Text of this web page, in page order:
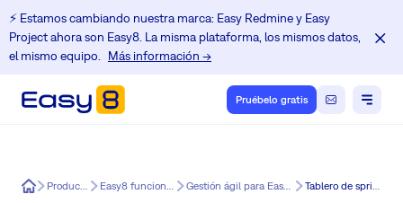
⚡️ Estamos cambiando nuestra marca: Easy Redmine y Easy
Project ahora son Easy8. La misma plataforma, los mismos datos,
el mismo equipo.
Más información →
Pruébelo gratis
Easy8 Producto Easy8 funciones Gestión ágil para Easy8 Tablero de sprint